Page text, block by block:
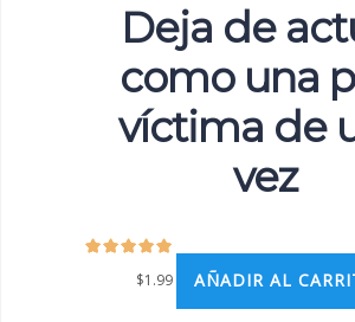
Deja de
como una
víctima de
vez
$1.99 AÑADIR AL